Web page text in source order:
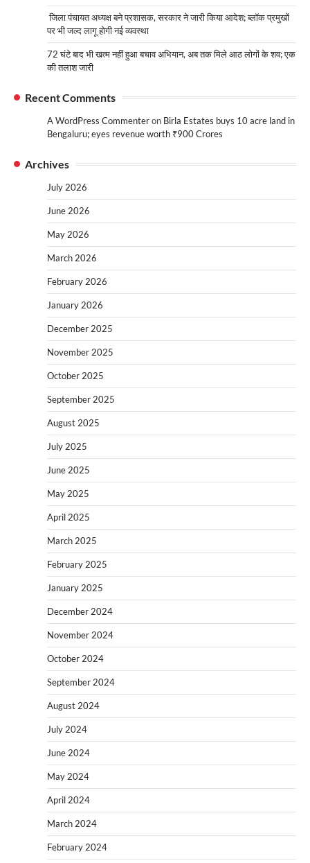
जिला पंचायत अध्यक्ष बने प्रशासक, सरकार ने जारी किया आदेश; ब्लॉक प्रमुखों
पर भी जल्द लागू होगी नई व्यवस्था
72 घंटे बाद भी खत्म नहीं हुआ बचाव अभियान, अब तक मिले आठ लोगों के शव; एक
की तलाश जारी
Recent Comments
A WordPress Commenteron Birla Estates buys 10 acre land in
Bengaluru; eyes revenue worth ₹900 Crores
Archives
July 2026
June 2026
May 2026
March 2026
February 2026
January 2026
December 2025
November 2025
October 2025
September 2025
August 2025
July 2025
June 2025
May 2025
April 2025
March 2025
February 2025
January 2025
December 2024
November 2024
October 2024
September 2024
August 2024
July 2024
June 2024
May 2024
April 2024
March 2024
February 2024